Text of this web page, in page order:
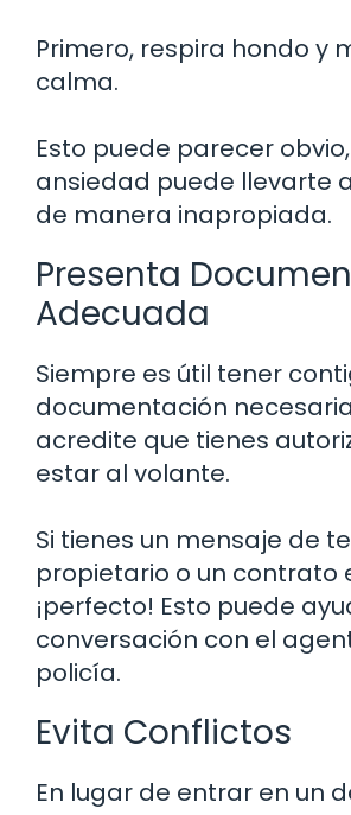
Primero, respira hondo y
calma.
Esto puede parecer
ansiedad puede llevarte
de manera inapropiada.
Presenta
Adecuada
Siempre es útil tener
documentación
acredite que tienes
estar al volante.
Si tienes un mensaje de
propietario o un contrato
¡perfecto! Esto puede
conversación con el
policía.
Evita Conflictos
En lugar de entrar en un